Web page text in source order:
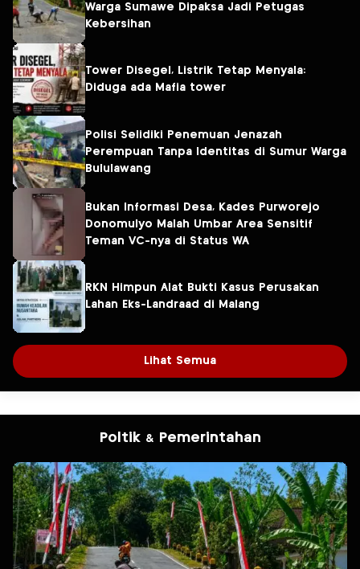
Warga Sumawe Dipaksa Jadi Petugas
Kebersihan
Tower Disegel, Listrik Tetap Menyala:
Diduga ada Mafia tower
Polisi Selidiki Penemuan Jenazah
Perempuan Tanpa Identitas di Sumur Warga
Bululawang
Bukan Informasi Desa, Kades Purworejo
Donomulyo Malah Umbar Area Sensitif
Teman VC-nya di Status WA
RKN Himpun Alat Bukti Kasus Perusakan
Lahan Eks-Landraad di Malang
Lihat Semua
Poltik & Pemerintahan